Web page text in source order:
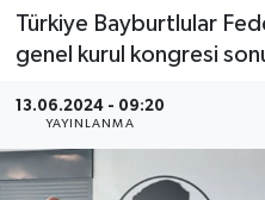
Türkiye Bayburtlular
genel kurul kongresi
13.06.2024 - 09:20
YAYINLANMA
Son Dakika Haberleri
Haber Arşivi